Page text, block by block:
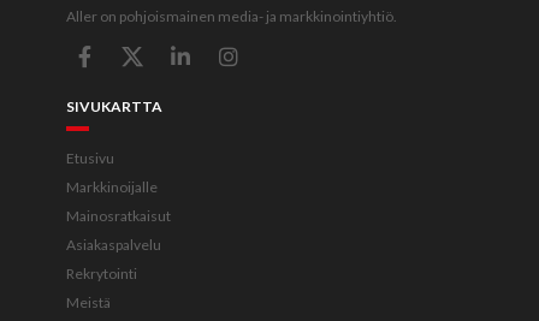
Aller on pohjoismainen media- ja markkinointiyhtiö.
SIVUKARTTA
Etusivu
Markkinoijalle
Mainosratkaisut
Asiakaspalvelu
Rekrytointi
Meistä